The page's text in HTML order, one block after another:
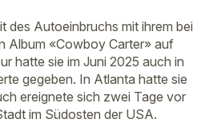
des Autoeinbruchs mit ihrem bei
Album «Cowboy Carter» auf
hatte sie im Juni 2025 auch in
gegeben. In Atlanta hatte sie
ereignete sich zwei Tage vor
im Südosten der USA.